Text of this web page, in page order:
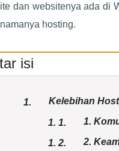
dan websitenya ada di
hosting.
isi
1. Kelebihan
1. 1. 1.
1. 2. 2.